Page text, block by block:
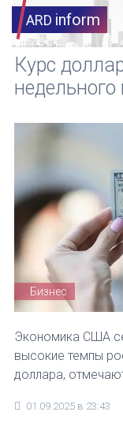
ARD inform
Курс
Бизнес
Экономика США
высокие темпы
доллара,
01.09.2025 в 23:43